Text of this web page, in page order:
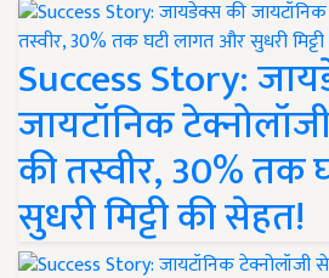
Success Story:
जायटॉनिक
की तस्वीर, 30% तक
सुधरी मिट्टी की सेहत!